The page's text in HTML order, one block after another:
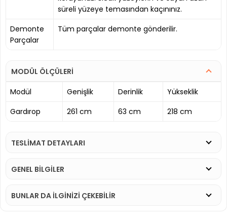
süreli yüzeye temasından kaçınınız.
Demonte
Parçalar
Tüm parçalar demonte gönderilir.
MODÜL ÖLÇÜLERİ
Modül
Genişlik Derinlik
Yükseklik
Gardırop
261 cm 63 cm 218 cm
TESLİMAT DETAYLARI
GENEL BİLGİLER
BUNLAR DA İLGINIZI ÇEKEBILIR